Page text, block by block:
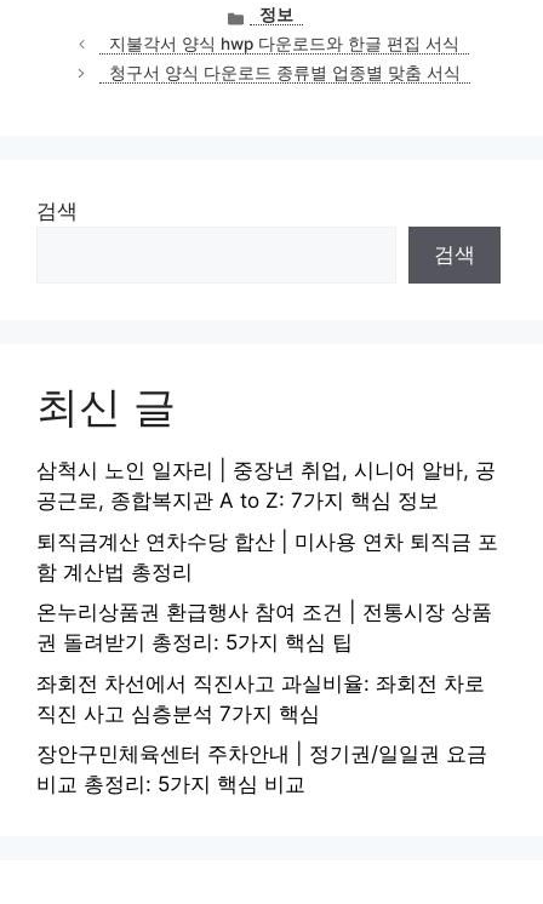
카
테
고
리
정보
지불각서 양식 hwp 다운로드와 한글 편집 서식
청구서 양식 다운로드 종류별 업종별 맞춤 서식
검색
검색
최신 글
삼척시 노인 일자리 | 중장년 취업, 시니어 알바, 공
공근로, 종합복지관 A to Z: 7가지 핵심 정보
퇴직금계산 연차수당 합산 | 미사용 연차 퇴직금 포
함 계산법 총정리
온누리상품권 환급행사 참여 조건 | 전통시장 상품
권 돌려받기 총정리: 5가지 핵심 팁
좌회전 차선에서 직진사고 과실비율: 좌회전 차로
직진 사고 심층분석 7가지 핵심
장안구민체육센터 주차안내 | 정기권/일일권 요금
비교 총정리: 5가지 핵심 비교